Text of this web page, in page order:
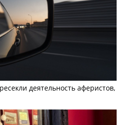
деятельность аферистов,